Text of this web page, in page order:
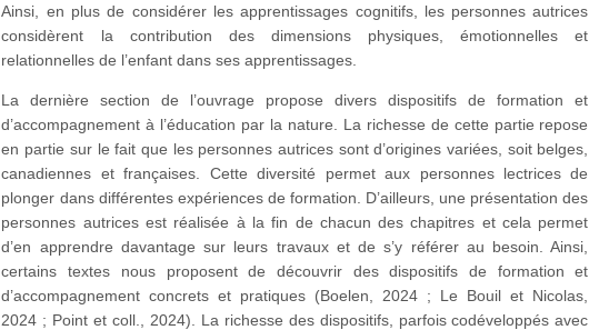
Ainsi, en plus de considérer les apprentissages cognitifs, les personnes autrices
considèrent la contribution des dimensions physiques, émotionnelles et
relationnelles de l’enfant dans ses apprentissages.
La dernière section de l’ouvrage propose divers dispositifs de formation et
d’accompagnement à l’éducation par la nature. La richesse de cette partie repose
en partie sur le fait que les personnes autrices sont d’origines variées, soit belges,
canadiennes et françaises. Cette diversité permet aux personnes lectrices de
plonger dans différentes expériences de formation. D’ailleurs, une présentation des
personnes autrices est réalisée à la fin de chacun des chapitres et cela permet
d’en apprendre davantage sur leurs travaux et de s’y référer au besoin. Ainsi,
certains textes nous proposent de découvrir des dispositifs de formation et
d’accompagnement concrets et pratiques (Boelen, 2024 ; Le Bouil et Nicolas,
2024 ; Point et coll., 2024). La richesse des dispositifs, parfois codéveloppés avec